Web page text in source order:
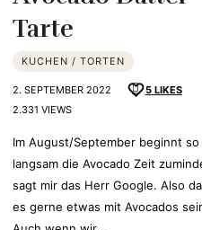
Ihren
Tarte
KUCHEN / TORTEN
2. SEPTEMBER 2022 5 LIKES
2.331 VIEWS
Im August/September beginnt so
langsam die Avocado Zeit
sagt mir das Herr Google. Also
es gerne etwas mit Avocados